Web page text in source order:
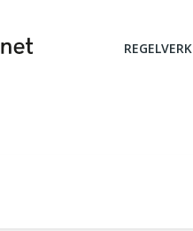
REGELVERK